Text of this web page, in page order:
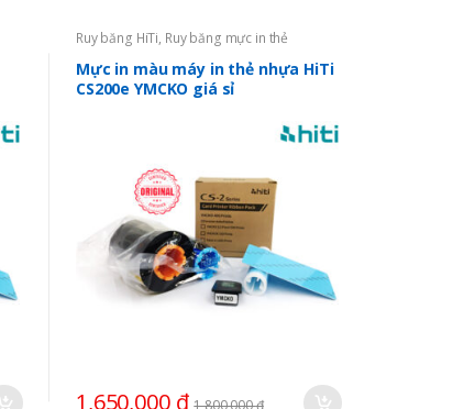
Ruy băng HiTi, Ruy băng mực in thẻ
Mực in màu máy in thẻ nhựa HiTi
CS200e YMCKO giá sỉ
1,650,000 ₫ 1,800,000₫